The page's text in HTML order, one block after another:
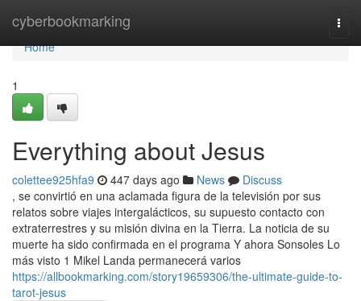
cyberbookmarking
Home
Home
1
Everything about Jesus
colettee925hfa9 447 days ago News
Discuss
, se convirtió en una aclamada figura de la televisión por sus
relatos sobre viajes intergalácticos, su supuesto contacto con
extraterrestres y su misión divina en la Tierra. La noticia de su
muerte ha sido confirmada en el programa Y ahora Sonsoles Lo
más visto 1 Mikel Landa permanecerá varios
https://allbookmarking.com/story19659306/the-ultimate-guide-to-
tarot-jesus